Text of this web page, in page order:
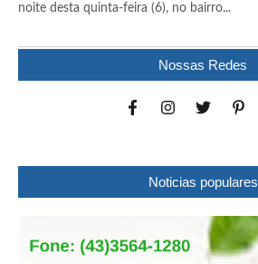
noite desta quinta-feira (6), no bairro...
Nossas Redes
Noticias populares